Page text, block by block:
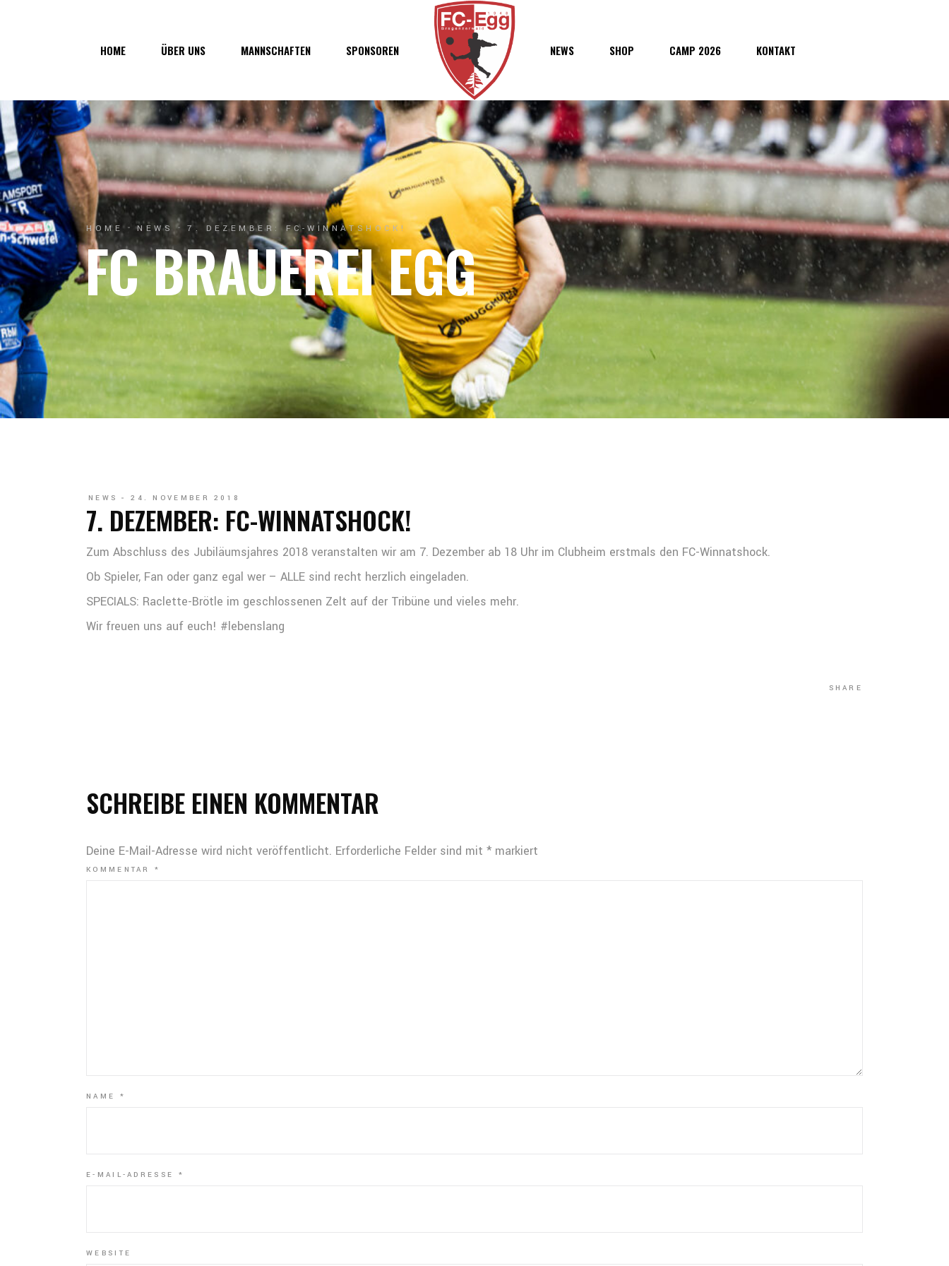
HOME ÜBER UNS
Über uns
Vorstand
Geschichte
Junkerau
MANNSCHAFTEN
1. Mannschaft
1b-Mannschaft
Nachwuchs
SPONSOREN NEWS SHOP CAMP 2026 KONTAKT
Junkerau
HOME NEWS 7. DEZEMBER: FC-WINNATSHOCK!
FC BRAUEREI EGG
NEWS 24. NOVEMBER 2018
7. DEZEMBER: FC-WINNATSHOCK!
Zum Abschluss des Jubiläumsjahres 2018 veranstalten wir am 7. Dezember ab 18 Uhr im Clubheim erstmals den FC-Winnatshock.
Ob Spieler, Fan oder ganz egal wer – ALLE sind recht herzlich eingeladen.
SPECIALS: Raclette-Brötle im geschlossenen Zelt auf der Tribüne und vieles mehr.
Wir freuen uns auf euch! #lebenslang
SHARE
SCHREIBE EINEN KOMMENTAR
Deine E-Mail-Adresse wird nicht veröffentlicht. Erforderliche Felder sind mit * markiert
KOMMENTAR*
NAME *
E-MAIL-ADRESSE *
WEBSITE